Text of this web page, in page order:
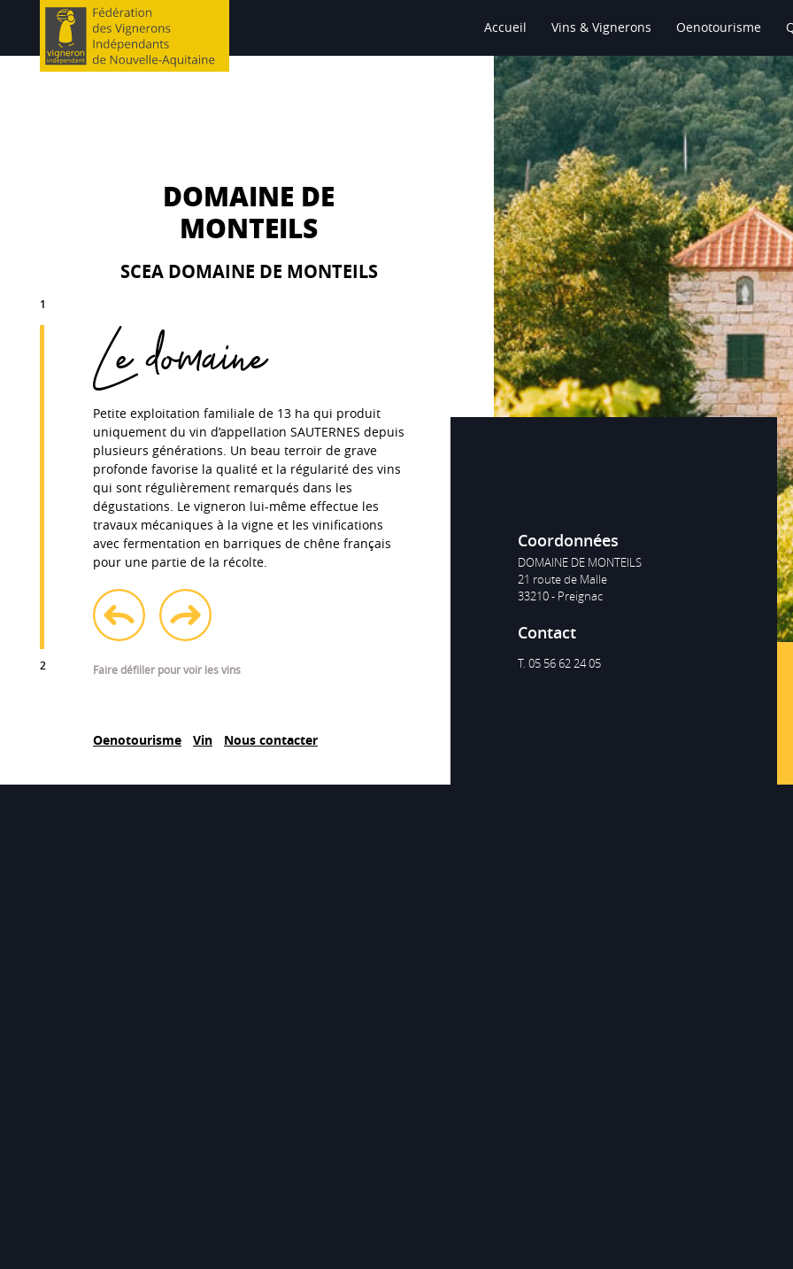
Accueil Vins & Vignerons Oenotourisme
1
2
DOMAINE DE
MONTEILS
SCEA DOMAINE DE MONTEILS
Le domaine
Petite exploitation familiale de 13 ha qui produit
uniquement du vin d’appellation SAUTERNES depuis
plusieurs générations. Un beau terroir de grave
profonde favorise la qualité et la régularité des vins
qui sont régulièrement remarqués dans les
dégustations. Le vigneron lui-même effectue les
travaux mécaniques à la vigne et les vinifications
avec fermentation en barriques de chêne français
pour une partie de la récolte.
Le Vin
Faire défiller pour voir les vins
Oenotourisme Vin Nous contacter
AOC
Sauternes
Cépages
Sémillon 85%, Sauvignon 7%,
Muscadelle 8%
Terroirs
graves
Alliances mets et vins
accompagnement de tapas, melon,
Coordonnées
DOMAINE DE MONTEILS
21 route de Malle
33210 - Preignac
Contact
T. 05 56 62 24 05